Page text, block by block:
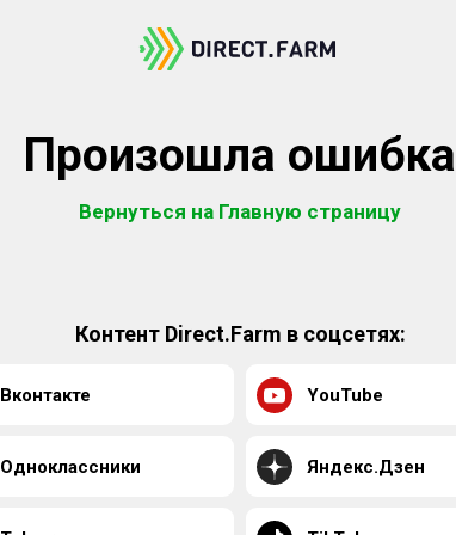
Произошла ошибка
Вернуться на Главную страницу
Контент Direct.Farm в соцсетях:
Вконтакте YouTube
Одноклассники Яндекс.Дзен